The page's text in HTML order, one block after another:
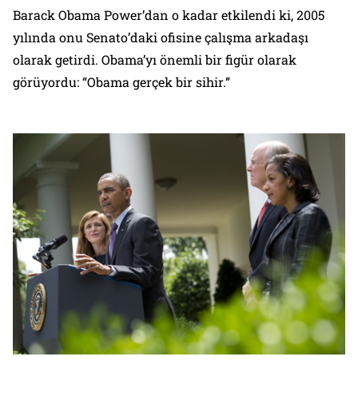
Barack Obama Power’dan o kadar etkilendi ki, 2005
yılında onu Senato’daki ofisine çalışma arkadaşı
olarak getirdi. Obama’yı önemli bir figür olarak
görüyordu: “Obama gerçek bir sihir.”